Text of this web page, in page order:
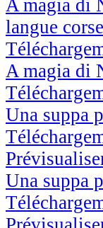
A magia di
langue corse
A magia di
Una suppa
Una suppa